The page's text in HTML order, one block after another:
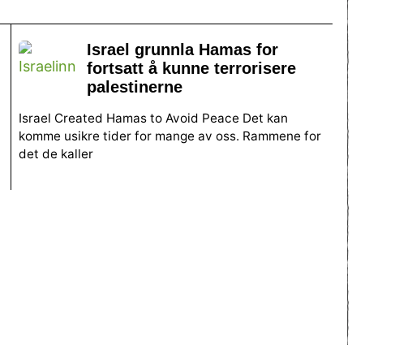
Israel grunnla Hamas for
fortsatt å kunne terrorisere
palestinerne
Israel Created Hamas to Avoid Peace Det kan
komme usikre tider for mange av oss. Rammene for
det de kaller